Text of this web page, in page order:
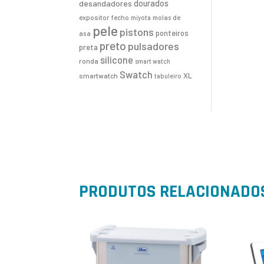
desandadores dourados
expositor fecho miyota molas de
asa pele pistons ponteiros
preta preto pulsadores
ronda silicone smart watch
smartwatch Swatch tabuleiro XL
PRODUTOS